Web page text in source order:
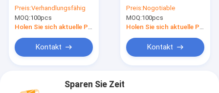
tragbare manuelle
Handkurbel mit
Bremse
Preis:Verhandlungsfähig
MOQ:100pcs
Holen Sie sich aktuelle Preis
Kontakt
Anschlüsse/Bau/
Preis:Nogotiable
MOQ:100pcs
Holen Sie sich aktuelle Preis
Kontakt
Sparen Sie Zeit